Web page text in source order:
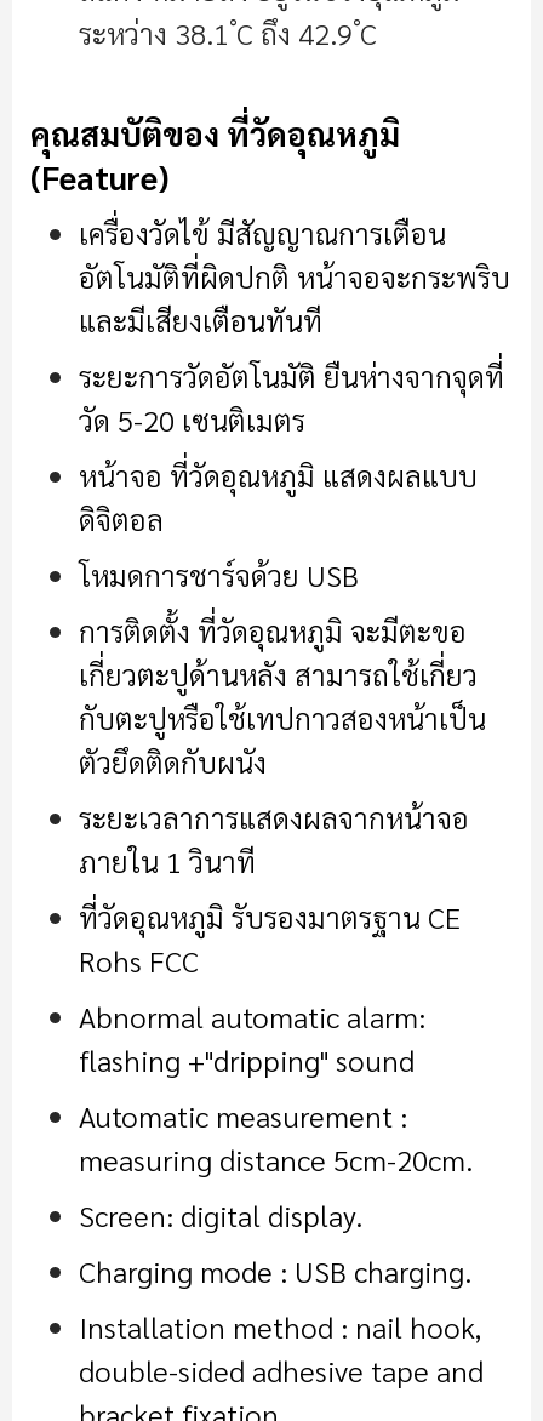
ระหว่าง 38.1 ํC ถึง 42.9 ํC
คุณสมบัติของ ที่วัดอุณหภูมิ
(Feature)
เครื่องวัดไข้ มีสัญญาณการเตือน
อัตโนมัติที่ผิดปกติ หน้าจอจะกระพริบ
และมีเสียงเตือนทันที
ระยะการวัดอัตโนมัติ ยืนห่างจากจุดที่
วัด 5-20 เซนติเมตร
หน้าจอ ที่วัดอุณหภูมิ แสดงผลแบบ
ดิจิตอล
โหมดการชาร์จด้วย USB
การติดตั้ง ที่วัดอุณหภูมิ จะมีตะขอ
เกี่ยวตะปูด้านหลัง สามารถใช้เกี่ยว
กับตะปูหรือใช้เทปกาวสองหน้าเป็น
ตัวยึดติดกับผนัง
ระยะเวลาการแสดงผลจากหน้าจอ
ภายใน 1 วินาที
ที่วัดอุณหภูมิ รับรองมาตรฐาน CE
Rohs FCC
Abnormal automatic alarm:
flashing +"dripping" sound
Automatic measurement :
measuring distance 5cm-20cm.
Screen: digital display.
Charging mode : USB charging.
Installation method : nail hook,
double-sided adhesive tape and